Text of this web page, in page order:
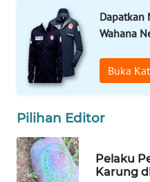
Dapatkan
Wahana
Buka
Pilihan Editor
Pelaku
Karung
WAHANA
PERSONA
WAHANA
OTOMOTIF
WAHANA
HEALTH
WAHANA
DESA